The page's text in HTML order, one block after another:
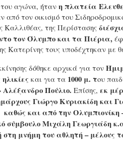
του αγώνα, ήτανη πλατεία
από τον οικισμό του
Καλλιθέας, της Περίστασης
τον Όλυμπο και τα Πιέρια,
Κατερίνης τους υποδέχτηκαν
δόθηκε αρχικά για τον
και για τα 1000 μ. του
Πούλιο. Επίσης, εκ
Γιώργο Κυριακίδη και
και από την
σύμβουλο Μιχάλη Γεωργιάδη
στη μνήμη του αθλητή – μέλους